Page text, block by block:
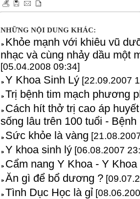
NHỮNG NỘI DUNG KHÁC:
Khỏe mạnh với khiêu vũ
nhạc và cùng nhảy dầu một
[05.04.2008 09:34]
Y Khoa Sinh Lý [22.09.2007
Trị bệnh tim mạch phương
Cách hít thở trị cao áp
sống lâu trên 100 tuổi -
Sức khỏe là vàng
Y khoa sinh lý [06.08.2007
Cẩm nang Y Khoa - Y
Ăn gì để bổ dương ?
Tình Dục Học là gỉ